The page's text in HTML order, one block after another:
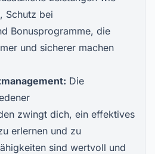
Schutz bei
Bonusprogramme, die
und sicherer machen
Die
zwingt dich, ein effektives
erlernen und zu
sind wertvoll und